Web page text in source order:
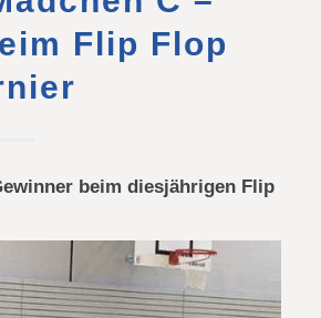
Flip Flop
beim diesjährigen Flip